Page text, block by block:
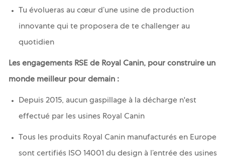
Tu évolueras au cœur d’une usine de production
innovante qui te proposera de te challenger au
quotidien
Les engagements RSE de Royal Canin, pour construire un
monde meilleur pour demain :
Depuis 2015, aucun gaspillage à la décharge n'est
effectué par les usines Royal Canin
Tous les produits Royal Canin manufacturés en Europe
sont certifiés ISO 14001 du design à l’entrée des usines